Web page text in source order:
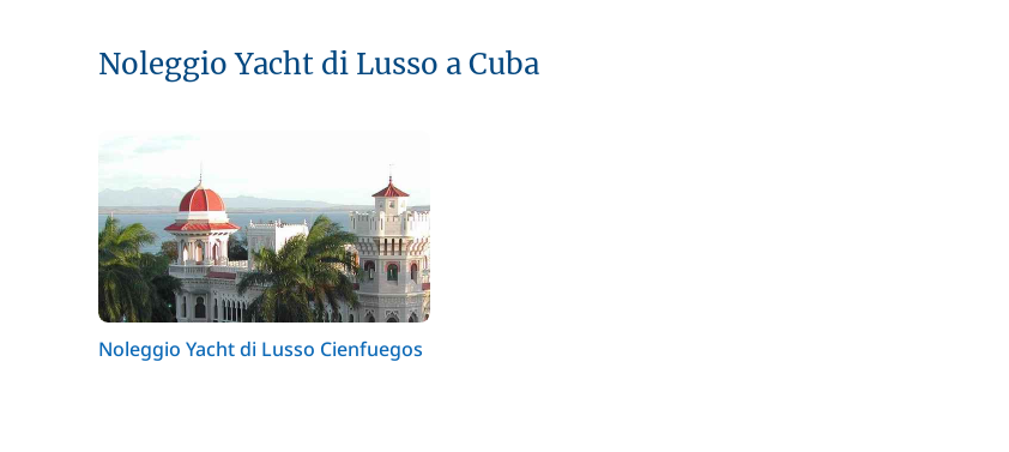
Noleggio Yacht di Lusso a Cuba
Noleggio Yacht di Lusso Cienfuegos